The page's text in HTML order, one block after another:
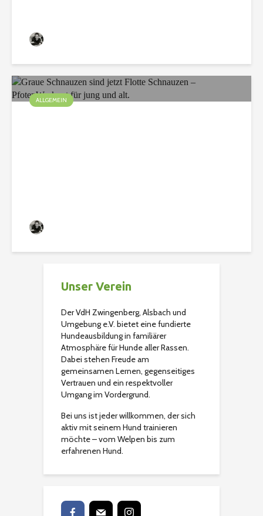
ALLGEMEIN
Unser Verein
Der VdH Zwingenberg, Alsbach und
Umgebung e.V. bietet eine fundierte
Hundeausbildung in familiärer
Atmosphäre für Hunde aller Rassen.
Dabei stehen Freude am
gemeinsamen Lernen, gegenseitiges
Vertrauen und ein respektvoller
Umgang im Vordergrund.
Bei uns ist jeder willkommen, der sich
aktiv mit seinem Hund trainieren
möchte – vom Welpen bis zum
erfahrenen Hund.